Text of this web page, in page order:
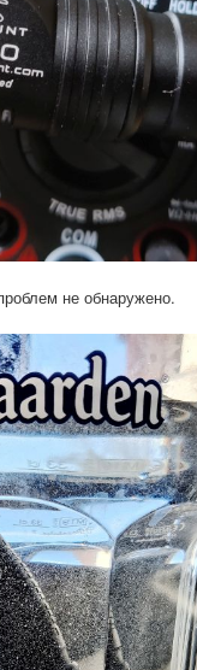
не обнаружено.